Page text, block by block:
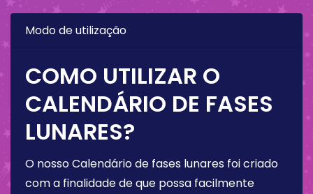
Modo de utilização
COMO UTILIZAR O
CALENDÁRIO DE FASES
LUNARES?
O nosso Calendário de fases lunares foi criado
com a finalidade de que possa facilmente